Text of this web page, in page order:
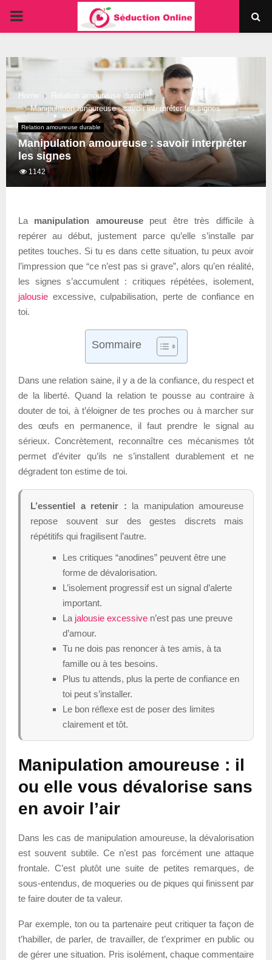
PRIMARY
Home
Relation amoureuse durable
Manipulation amoureuse : savoir interpréter les signes
Relation amoureuse durable
Manipulation amoureuse : savoir interpréter
les signes
1142
La manipulation amoureusepeut être très difficile à
repérer au début, justement parce qu’elle s’installe par
petites touches. Si tu es dans cette situation, tu peux avoir
l’impression que “ce n’est pas si grave”, alors qu’en réalité,
les signes s’accumulent : critiques répétées, isolement,
jalousie excessive, culpabilisation, perte de confiance en
toi.
Sommaire
Dans une relation saine, il y a de la confiance, du respect et
de la liberté. Quand la relation te pousse au contraire à
douter de toi, à t’éloigner de tes proches ou à marcher sur
des œufs en permanence, il faut prendre le signal au
sérieux. Concrètement, reconnaître ces mécanismes tôt
permet d’éviter qu’ils ne s’installent durablement et ne
dégradent ton estime de toi.
L’essentiel a retenir : la manipulation amoureuse
repose souvent sur des gestes discrets mais
répétitifs qui fragilisent l’autre.
Les critiques “anodines” peuvent être une
forme de dévalorisation.
L’isolement progressif est un signal d’alerte
important.
La jalousie excessive n’est pas une preuve
d’amour.
Tu ne dois pas renoncer à tes amis, à ta
famille ou à tes besoins.
Plus tu attends, plus la perte de confiance en
toi peut s’installer.
Le bon réflexe est de poser des limites
clairement et tôt.
Manipulation amoureuse : il
ou elle vous dévalorise sans
en avoir l’air
Dans les cas de manipulation amoureuse, la dévalorisation
est souvent subtile. Ce n’est pas forcément une attaque
frontale. C’est plutôt une suite de petites remarques, de
sous-entendus, de moqueries ou de piques qui finissent par
te faire douter de ta valeur.
Par exemple, ton ou ta partenaire peut critiquer ta façon de
t’habiller, de parler, de travailler, de t’exprimer en public ou
de gérer une situation. Pris isolément, chaque commentaire